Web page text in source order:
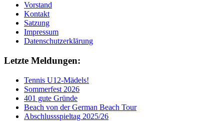
Vorstand
Kontakt
Satzung
Impressum
Datenschutzerklärung
Letzte Meldungen:
Tennis U12-Mädels!
Sommerfest 2026
401 gute Gründe
Beach von der German Beach Tour
Abschlussspieltag 2025/26